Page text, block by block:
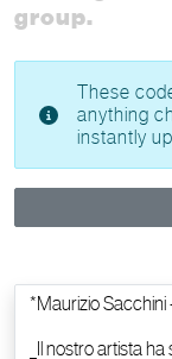
group.
These
anything
instantly